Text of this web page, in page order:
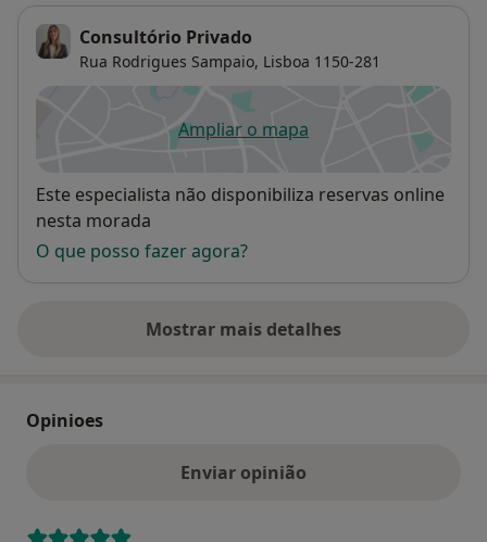
Consultório Privado
Rua Rodrigues Sampaio, Lisboa 1150-281
Ampliar o mapaabre num novo separador
Disponibilidade
Este especialista não disponibiliza reservas online
nesta morada
O que posso fazer agora?
Mostrar mais detalhes
sobre o endereço
Opinioes
Enviar opinião